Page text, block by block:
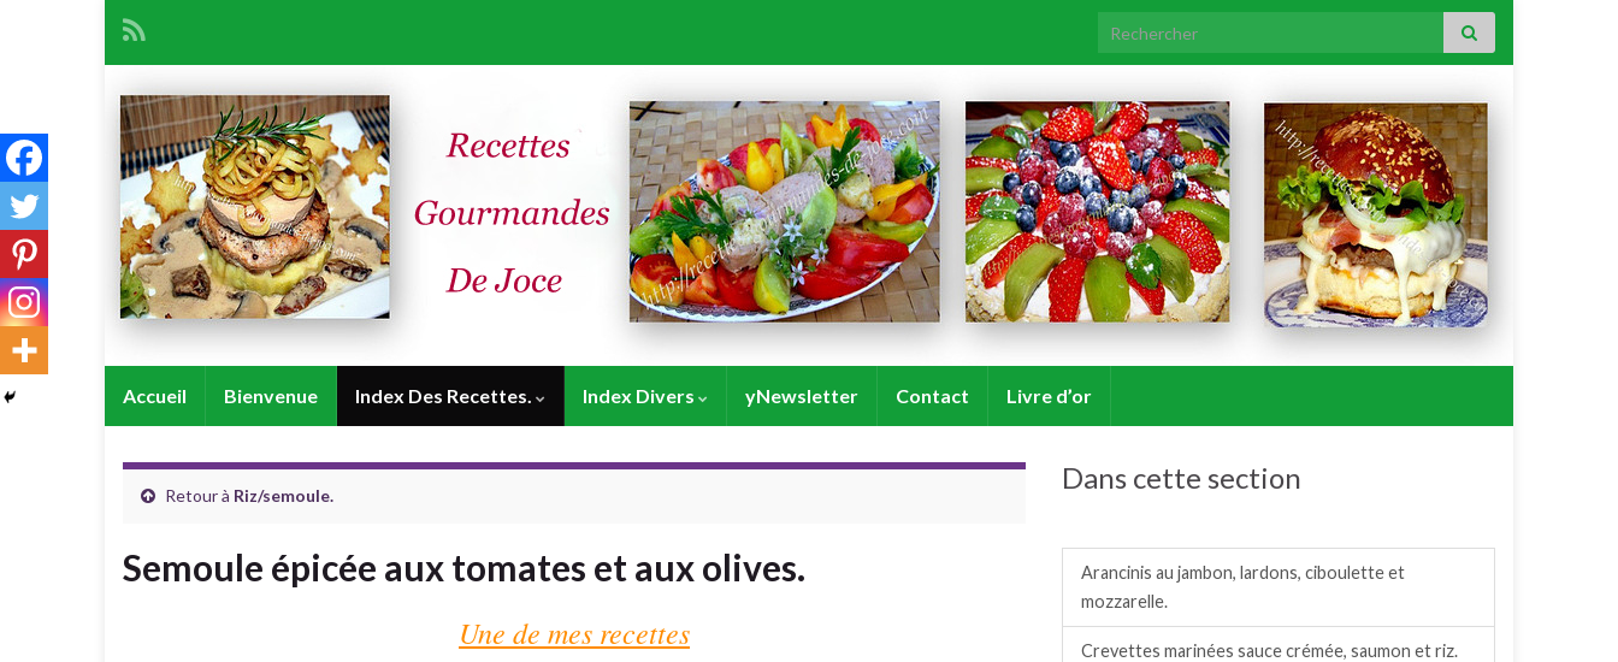
Search for:
Accueil Bienvenue Index Des Recettes. Index Divers yNewsletter Contact Livre d’or
Retour à Riz/semoule.
Semoule épicée aux tomates et aux olives.
Une de mes recettes
Dans cette section
Arancinis au jambon, lardons, ciboulette et
mozzarelle.
Crevettes marinées sauce crémée, saumon et riz.